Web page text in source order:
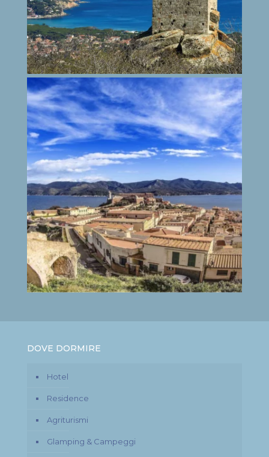
DOVE DORMIRE
Hotel
Residence
Agriturismi
Glamping & Campeggi